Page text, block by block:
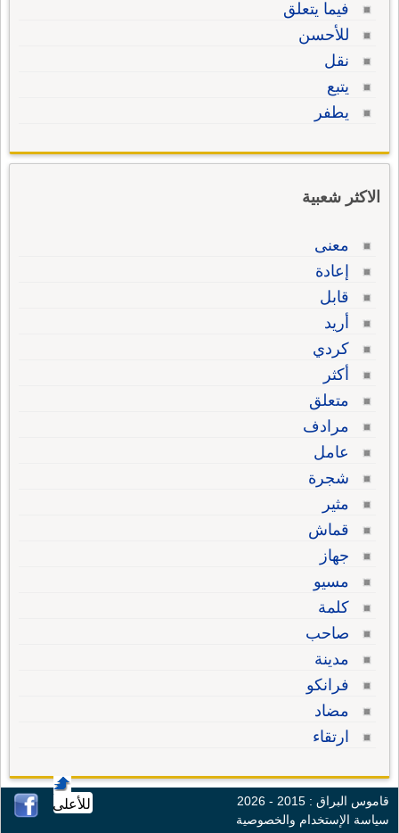
فيما يتعلق
للأحسن
نقل
يتبع
يطفر
الاكثر شعبية
معنى
إعادة
قابل
أريد
كردي
أكثر
متعلق
مرادف
عامل
شجرة
مثير
قماش
جهاز
مسيو
كلمة
صاحب
مدينة
فرانكو
مضاد
ارتقاء
للأعلى
قاموس البراق : 2015 - 2026
سياسة الإستخدام والخصوصية